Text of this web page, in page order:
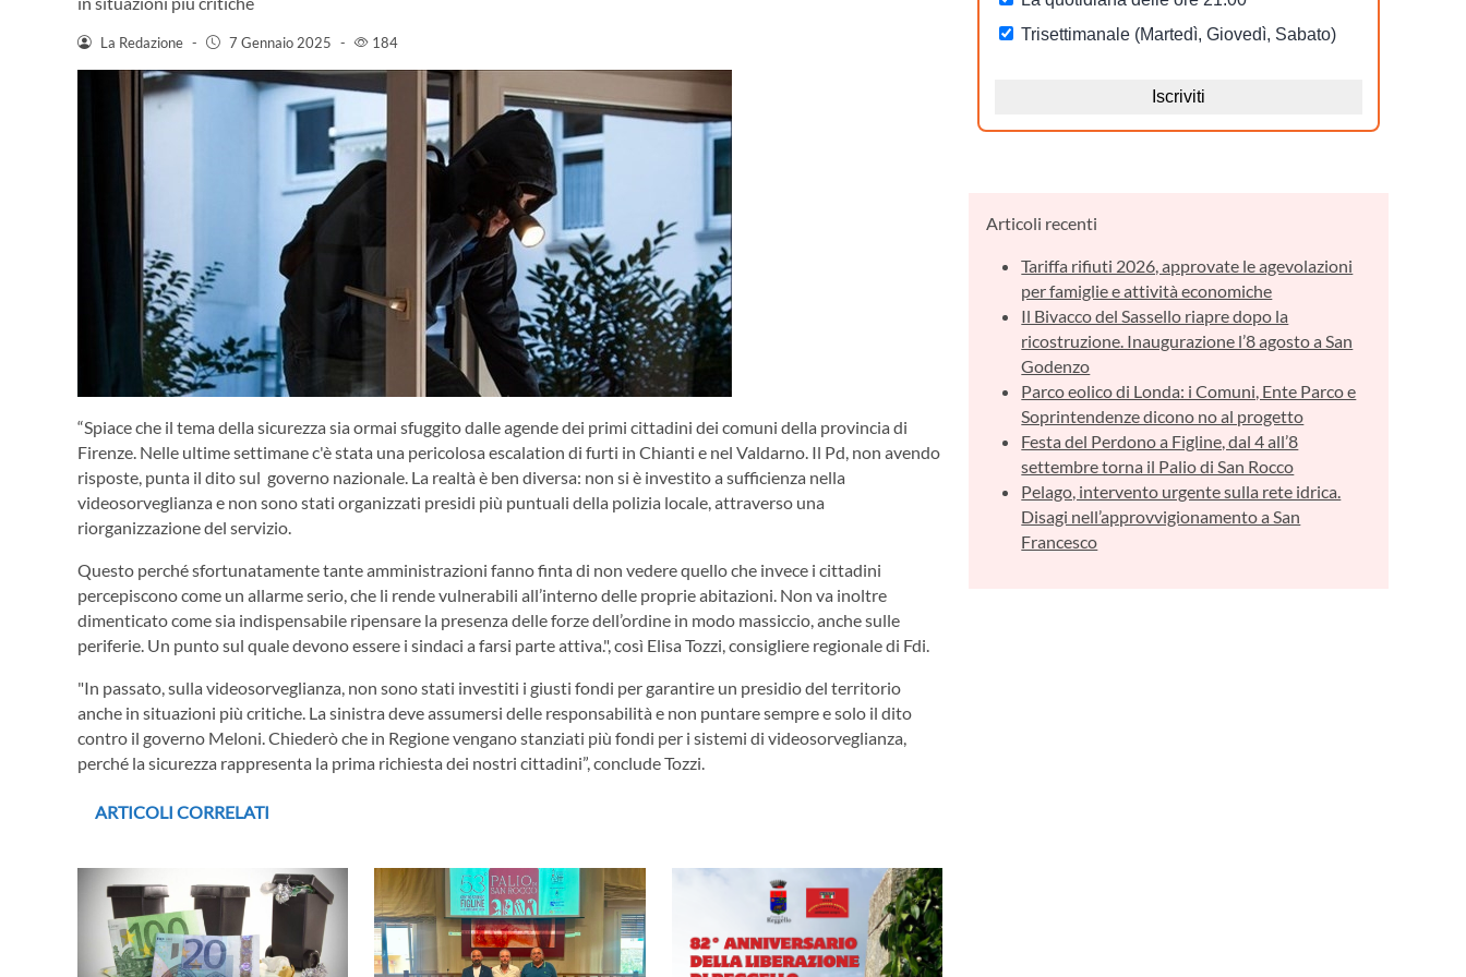
La Redazione - 7 Gennaio 2025 - 184
“Spiace che il tema della sicurezza sia ormai sfuggito dalle agende dei primi cittadini dei comuni della provincia di
Firenze. Nelle ultime settimane c'è stata una pericolosa escalation di furti in Chianti e nel Valdarno. Il Pd, non avendo
risposte, punta il dito sul governo nazionale. La realtà è ben diversa: non si è investito a sufficienza nella
videosorveglianza e non sono stati organizzati presidi più puntuali della polizia locale, attraverso una
riorganizzazione del servizio.
Questo perché sfortunatamente tante amministrazioni fanno finta di non vedere quello che invece i cittadini
percepiscono come un allarme serio, che li rende vulnerabili all’interno delle proprie abitazioni. Non va inoltre
dimenticato come sia indispensabile ripensare la presenza delle forze dell’ordine in modo massiccio, anche sulle
periferie. Un punto sul quale devono essere i sindaci a farsi parte attiva.", così Elisa Tozzi, consigliere regionale di Fdi.
"In passato, sulla videosorveglianza, non sono stati investiti i giusti fondi per garantire un presidio del territorio
anche in situazioni più critiche. La sinistra deve assumersi delle responsabilità e non puntare sempre e solo il dito
contro il governo Meloni. Chiederò che in Regione vengano stanziati più fondi per i sistemi di videosorveglianza,
perché la sicurezza rappresenta la prima richiesta dei nostri cittadini”, conclude Tozzi.
ARTICOLI CORRELATI
Articoli recenti
Tariffa rifiuti 2026, approvate le agevolazioni
per famiglie e attività economiche
Il Bivacco del Sassello riapre dopo la
ricostruzione. Inaugurazione l’8 agosto a San
Godenzo
Parco eolico di Londa: i Comuni, Ente Parco e
Soprintendenze dicono no al progetto
Festa del Perdono a Figline, dal 4 all’8
settembre torna il Palio di San Rocco
Pelago, intervento urgente sulla rete idrica.
Disagi nell’approvvigionamento a San
Francesco